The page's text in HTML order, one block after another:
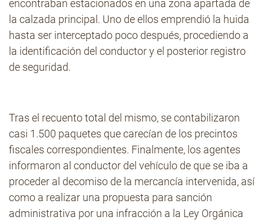
encontraban estacionados en una zona apartada de
la calzada principal. Uno de ellos emprendió la huida
hasta ser interceptado poco después, procediendo a
la identificación del conductor y el posterior registro
de seguridad.
Tras el recuento total del mismo, se contabilizaron
casi 1.500 paquetes que carecían de los precintos
fiscales correspondientes. Finalmente, los agentes
informaron al conductor del vehículo de que se iba a
proceder al decomiso de la mercancía intervenida, así
como a realizar una propuesta para sanción
administrativa por una infracción a la Ley Orgánica